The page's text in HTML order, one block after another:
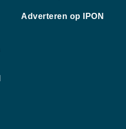
Adverteren op IPON